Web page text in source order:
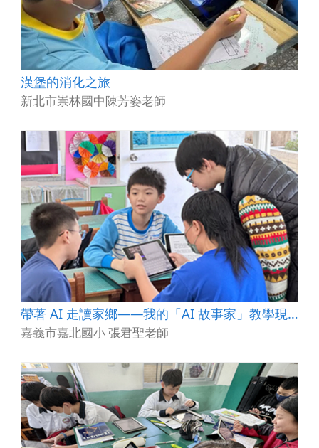
漢堡的消化之旅
新北市崇林國中陳芳姿老師
帶著 AI 走讀家鄉——我的「AI 故事家」教學現場筆記
嘉義市嘉北國小 張君聖老師